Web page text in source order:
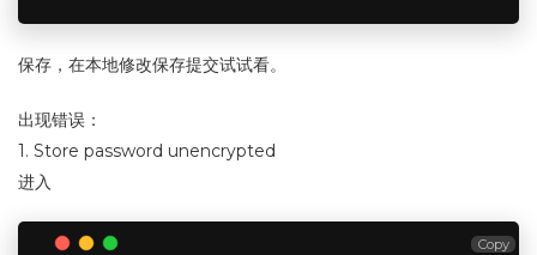
保存，在本地修改保存提交试试看。
出现错误：
1. Store password unencrypted
进入
Copy